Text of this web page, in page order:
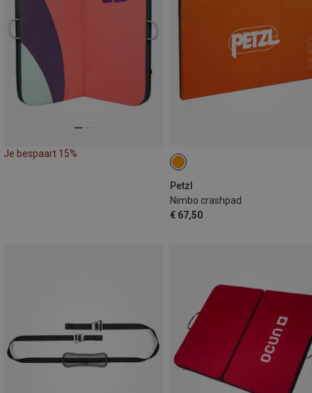
Je bespaart 15%
Petzl
Nimbo crashpad
€ 67,50